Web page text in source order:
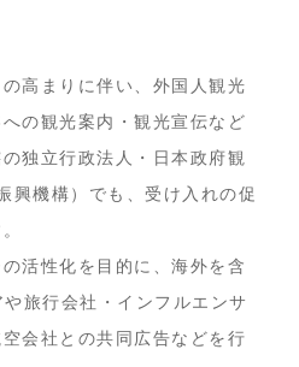
高まりに伴い、外国人観光
の観光案内・観光宣伝など
独立行政法人・日本政府観
興機構）でも、受け入れの促
活性化を目的に、海外を含
旅行会社・インフルエンサ
会社との共同広告などを行